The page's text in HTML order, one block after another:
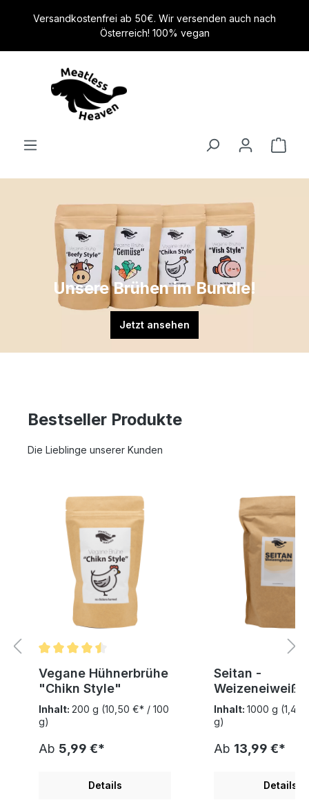
springen
Versandkostenfrei ab 50€. Wir versenden auch nach
Österreich! 100% vegan
Unsere Brühen im Bundle!
Jetzt ansehen
Bestseller Produkte
Die Lieblinge unserer Kunden
Vegane Hühnerbrühe
"Chikn Style"
Inhalt: 200 g (10,50 €* / 100
g)
Ab 5,99 €*
Details
Seitan -
Weizeneiweiß -
Weizengluten
Inhalt: 1000 g (1,40
g)
Ab 13,99 €*
Details